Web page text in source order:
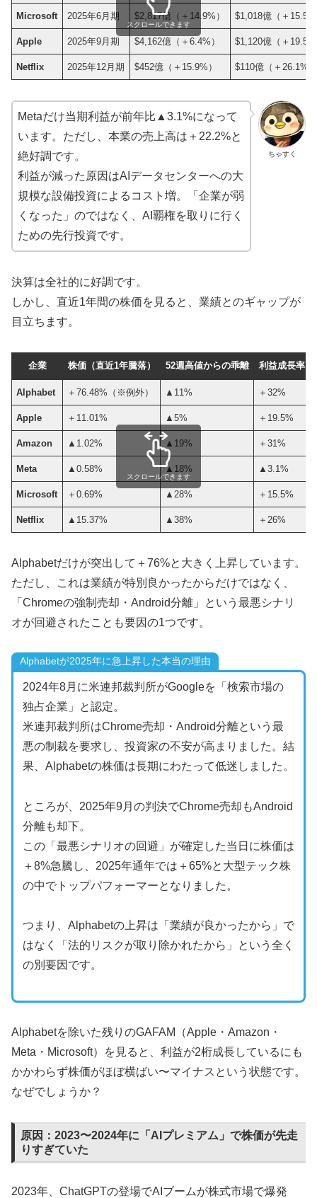
Microsoft 2025年6月期 $2,817億（＋14.9%） $1,018億（＋
Apple 2025年9月期 $4,162億（＋6.4%） $1,120億（＋
Netflix 2025年12月期 $452億（＋15.9%） $110億（＋26.1%
スクロールできます
ちゃすく
Metaだけ当期利益が前年比▲3.1%になって
います。ただし、本業の売上高は＋22.2%と
絶好調です。
利益が減った原因はAIデータセンターへの大
規模な設備投資によるコスト増。「企業が弱
くなった」のではなく、AI覇権を取りに行く
ための先行投資です。
決算は全社的に好調です。
しかし、直近1年間の株価を見ると、業績とのギャップが
目立ちます。
企業 株価（直近1年騰落） 52週高値からの乖離 利益成長率
Alphabet ＋76.48%（※例外） ▲11% ＋32%
Apple ＋11.01% ▲5% ＋19.5%
Amazon ▲1.02% ▲19% ＋31%
Meta ▲0.58% ▲18% ▲3.1%
Microsoft ＋0.69% ▲28% ＋15.5%
Netflix ▲15.37% ▲38% ＋26%
スクロールできます
Alphabetだけが突出して＋76%と大きく上昇しています。
ただし、これは業績が特別良かったからだけではなく、
「Chromeの強制売却・Android分離」という最悪シナリ
オが回避されたことも要因の1つです。
Alphabetが2025年に急上昇した本当の理由
2024年8月に米連邦裁判所がGoogleを「検索市場の
独占企業」と認定。
米連邦裁判所はChrome売却・Android分離という最
悪の制裁を要求し、投資家の不安が高まりました。結
果、Alphabetの株価は長期にわたって低迷しました。
ところが、2025年9月の判決でChrome売却もAndroid
分離も却下。
この「最悪シナリオの回避」が確定した当日に株価は
＋8%急騰し、2025年通年では＋65%と大型テック株
の中でトップパフォーマーとなりました。
つまり、Alphabetの上昇は「業績が良かったから」で
はなく「法的リスクが取り除かれたから」という全く
の別要因です。
Alphabetを除いた残りのGAFAM（Apple・Amazon・
Meta・Microsoft）を見ると、利益が2桁成長しているにも
かかわらず株価がほぼ横ばい〜マイナスという状態です。
なぜでしょうか？
原因：2023〜2024年に「AIプレミアム」で株価が先走
りすぎていた
2023年、ChatGPTの登場でAIブームが株式市場で爆発